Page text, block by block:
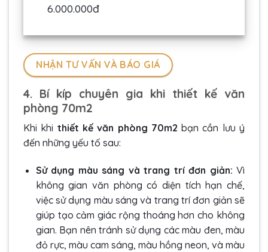
6.000.000đ
NHẬN TƯ VẤN VÀ BÁO GIÁ
4. Bí kíp chuyên gia khi thiết kế văn
phòng 70m2
Khi khi thiết kế văn phòng 70m2 bạn cần lưu ý
đến những yếu tố sau:
Sử dụng màu sáng và trang trí đơn giản: Vì
không gian văn phòng có diện tích hạn chế,
việc sử dụng màu sáng và trang trí đơn giản sẽ
giúp tạo cảm giác rộng thoáng hơn cho không
gian. Bạn nên tránh sử dụng các màu đen, màu
đỏ rực, màu cam sáng, màu hồng neon, và màu